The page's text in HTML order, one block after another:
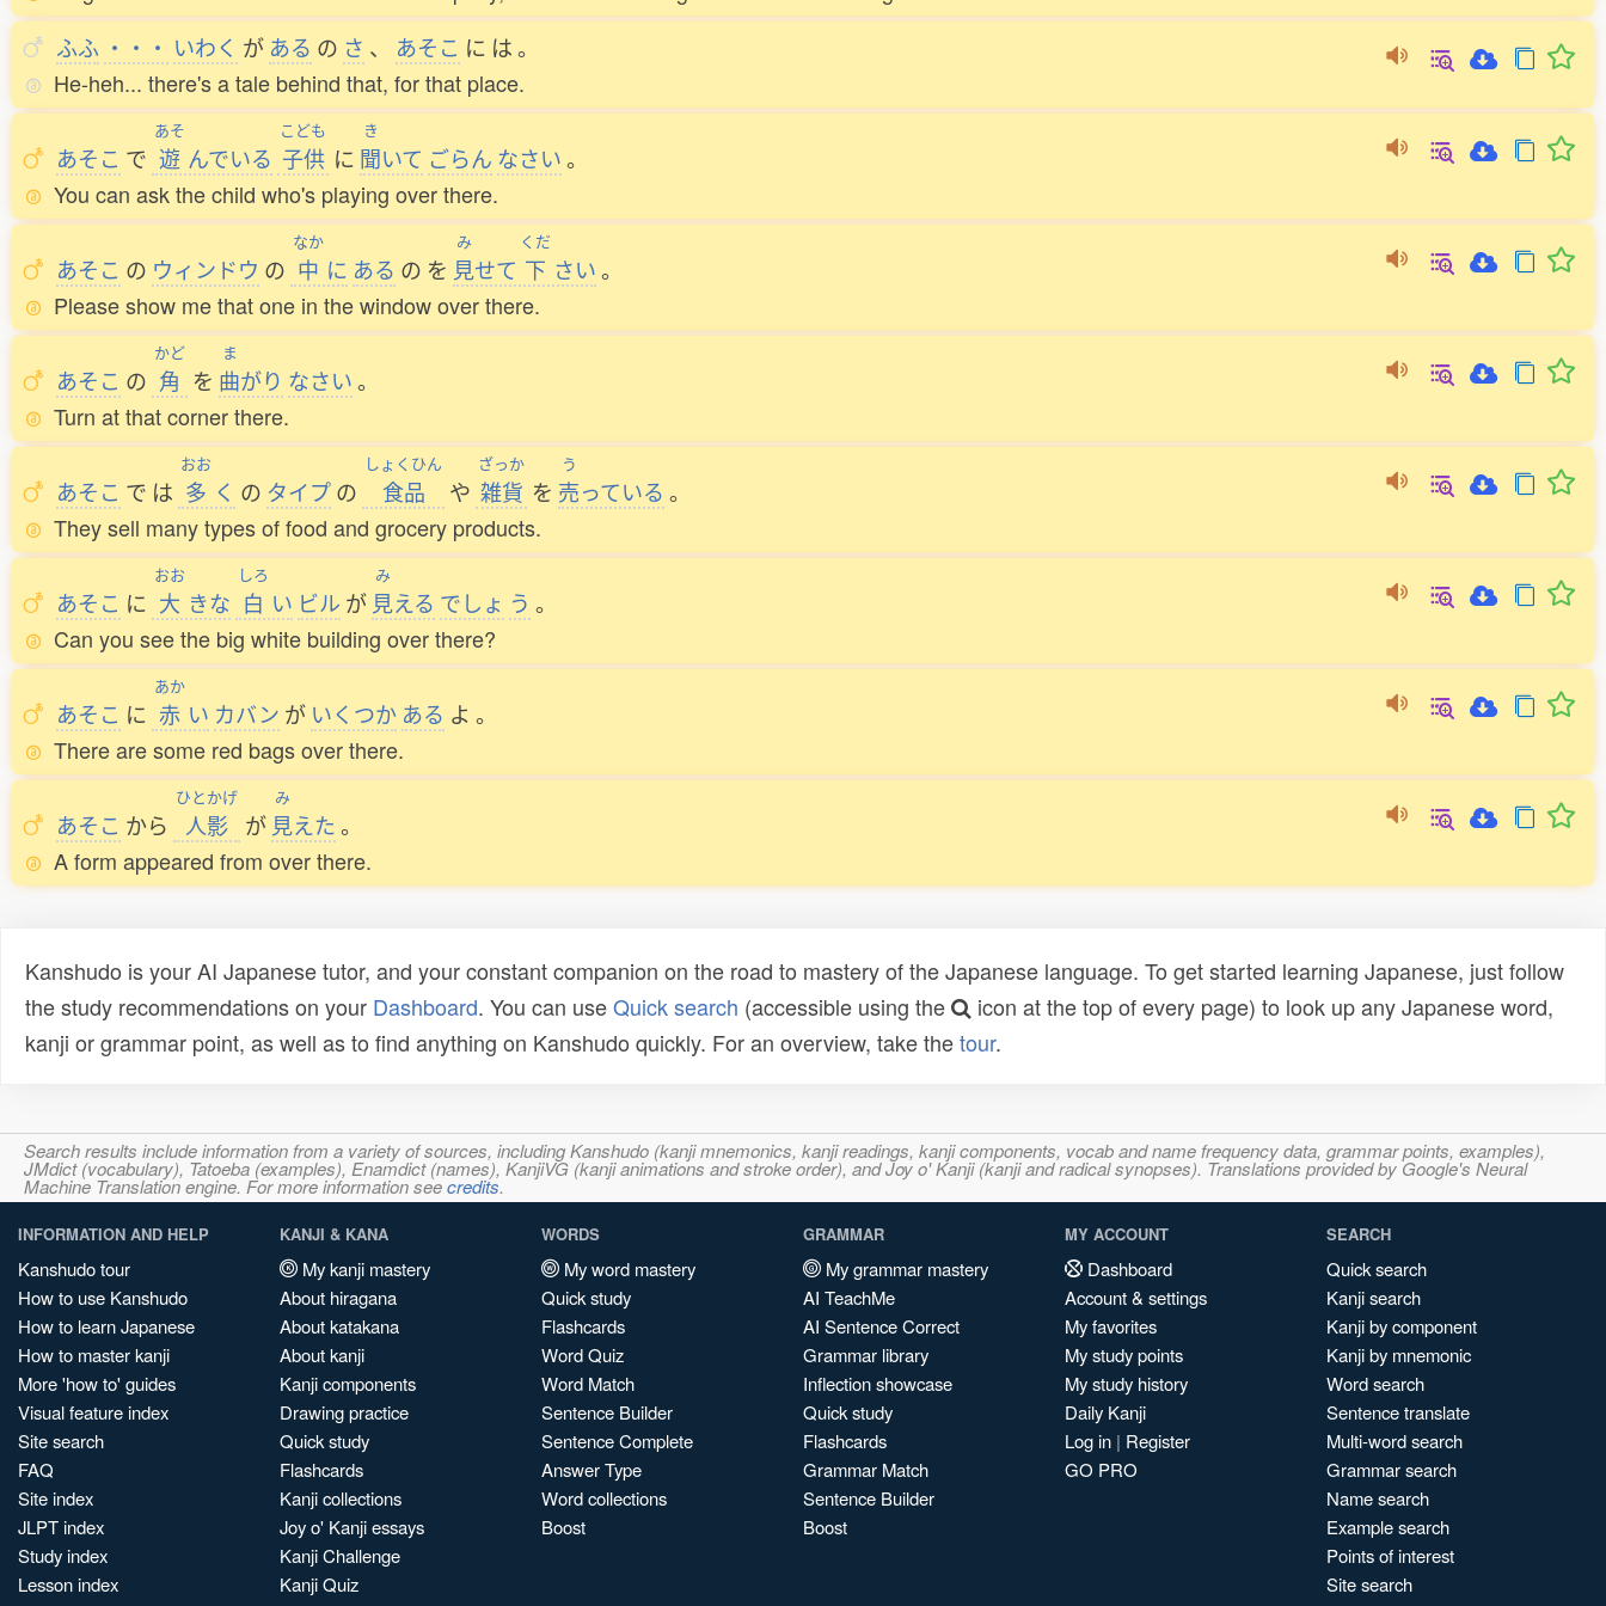
ふふ ・・・ いわく が ある の さ 、 あそこ に は。
He-heh... there's a tale behind that, for that place.
あそこ で
あそ
遊 んでいる
こども
子供 に
き
聞いて ごらん なさい。
You can ask the child who's playing over there.
あそこ の ウィンドウ の
なか
中 に ある の を
み
見せて
くだ
下 さい。
Please show me that one in the window over there.
あそこ の
かど
角 を
ま
曲がり なさい。
Turn at that corner there.
あそこ で は
おお
多 く の タイプの
しょくひん
食品 や
ざっか
雑貨 を
う
売っている 。
They sell many types of food and grocery products.
あそこ に
おお
大 きな
しろ
白 い ビル が
み
見える でしょ う 。
Can you see the big white building over there?
あそこ に
あか
赤 い カバン が いくつか ある よ 。
There are some red bags over there.
あそこ から
ひとかげ
人影 が
み
見えた。
A form appeared from over there.
Kanshudo is your AI Japanese tutor, and your constant companion on the road to mastery of the Japanese language. To get started learning Japanese, just follow
the study recommendations on your Dashboard. You can useQuick search (accessible using the
icon at the top of every page) to look up any Japanese word,
kanji or grammar point, as well as to find anything on Kanshudo quickly. For an overview, take thetour.
Search results include information from a variety of sources, including Kanshudo (kanji mnemonics, kanji readings, kanji components, vocab and name frequency data, grammar points, examples),
JMdict (vocabulary), Tatoeba (examples), Enamdict (names), KanjiVG (kanji animations and stroke order), and Joy o' Kanji (kanji and radical synopses). Translations provided by Google's Neural
Machine Translation engine. For more information seecredits.
INFORMATION AND HELP
Kanshudo tour
How to use Kanshudo
How to learn Japanese
How to master kanji
More 'how to' guides
Visual feature index
Site search
FAQ
Site index
JLPT index
Study index
Lesson index
KANJI & KANA
My kanji mastery
About hiragana
About katakana
About kanji
Kanji components
Drawing practice
Quick study
Flashcards
Kanji collections
Joy o' Kanji essays
Kanji Challenge
Kanji Quiz
WORDS
My word mastery
Quick study
Flashcards
Word Quiz
Word Match
Sentence Builder
Sentence Complete
Answer Type
Word collections
Boost
GRAMMAR
My grammar mastery
AI TeachMe
AI Sentence Correct
Grammar library
Inflection showcase
Quick study
Flashcards
Grammar Match
Sentence Builder
Boost
MY ACCOUNT
Dashboard
Account & settings
My favorites
My study points
My study history
Daily Kanji
Log in | Register
GO PRO
SEARCH
Quick search
Kanji search
Kanji by component
Kanji by mnemonic
Word search
Sentence translate
Multi-word search
Grammar search
Name search
Example search
Points of interest
Site search